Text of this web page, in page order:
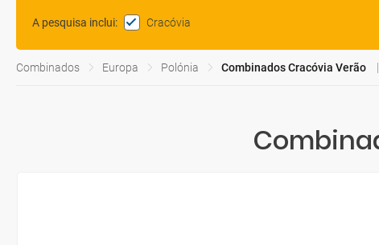
A pesquisa inclui: Cracóvia
Combinados Europa Polónia Combinados Cracóvia Verão